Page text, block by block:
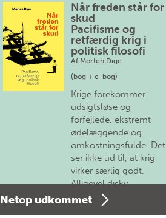
Når freden står for
skud
Pacifisme og
retfærdig krig i
politisk filosofi
Af Morten Dige
(bog + e-bog)
Krige forekommer
udsigtsløse og
forfejlede, ekstremt
ødelæggende og
omkostningsfulde. Det
ser ikke ud til, at krig
virker særlig godt.
Alligevel diskv…
Netop udkommet